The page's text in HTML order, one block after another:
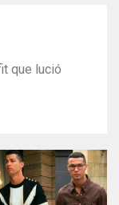
que lució